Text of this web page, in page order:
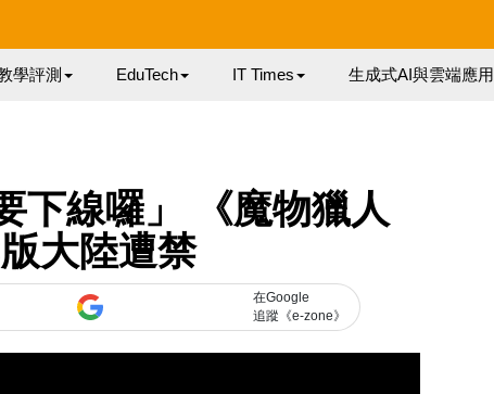
學評測 EduTech IT Times 生成式AI與雲端應用
下線囉」 《魔物獵人
大陸遭禁
在Google
追蹤《e-zone》